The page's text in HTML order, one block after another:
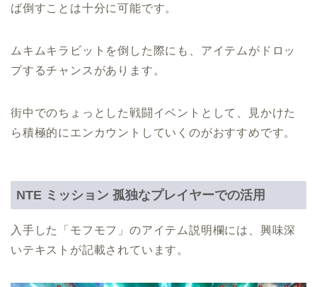
ば倒すことは十分に可能です。
ムキムキラビットを倒した際にも、アイテムがドロッ
プするチャンスがあります。
街中でのちょっとした戦闘イベントとして、見かけた
ら積極的にエンカウントしていくのがおすすめです。
NTE ミッション 孤独なプレイヤーでの活用
入手した「モフモフ」のアイテム説明欄には、興味深
いテキストが記載されています。